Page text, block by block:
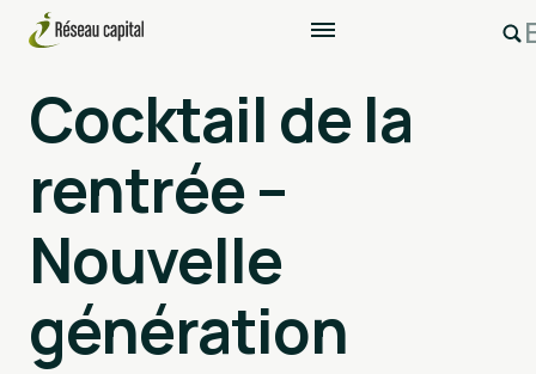
Cocktail de la
rentrée –
Nouvelle
génération